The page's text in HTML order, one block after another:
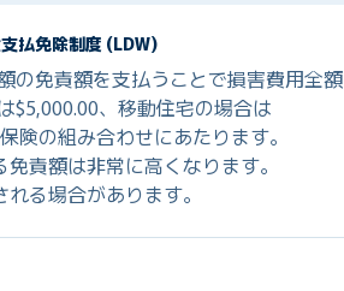
払免除制度 (LDW)
の免責額を支払うことで損害費用全額
$5,000.00、移動住宅の場合は
険の組み合わせにあたります。
責額は非常に高くなります。
る場合があります。